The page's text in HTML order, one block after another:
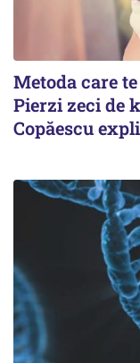
Metoda care
Pierzi zeci de
Copăescu